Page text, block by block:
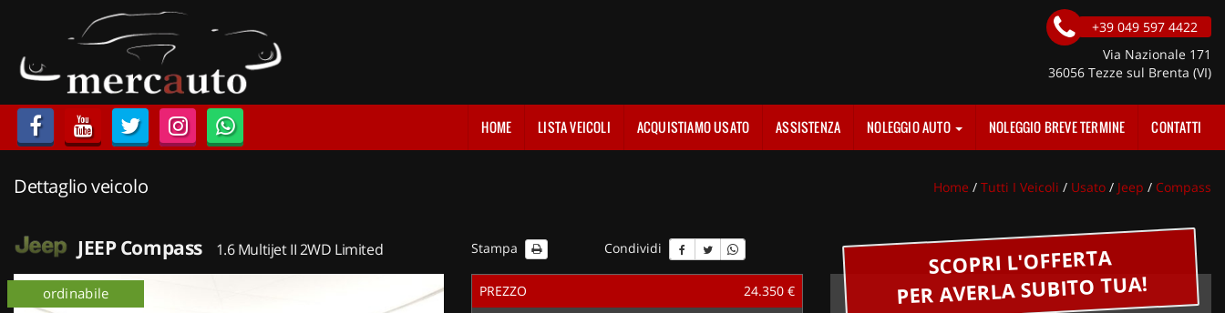
LISTA VEICOLI
ACQUISTIAMO USATO
ASSISTENZA
NOLEGGIO AUTO
NOLEGGIO LUNGO TERMINE
+39 049 597 4422
Via Nazionale 171
36056 Tezze sul Brenta (VI)
HOME LISTA VEICOLI ACQUISTIAMO USATO ASSISTENZA NOLEGGIO AUTO NOLEGGIO BREVE TERMINE CONTATTI
Dettaglio veicolo Home / Tutti I Veicoli / Usato / Jeep / Compass
JEEP Compass 1.6 Multijet II 2WD Limited Stampa Condividi
ordinabile PREZZO
24.350 €
SCOPRI L'OFFERTA
PER AVERLA SUBITO TUA!